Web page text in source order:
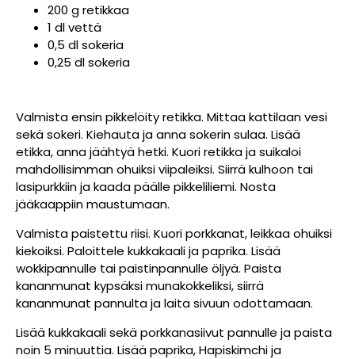
200 g retikkaa
1 dl vettä
0,5 dl sokeria
0,25 dl sokeria
Valmista ensin pikkelöity retikka. Mittaa kattilaan vesi
sekä sokeri. Kiehauta ja anna sokerin sulaa. Lisää
etikka, anna jäähtyä hetki. Kuori retikka ja suikaloi
mahdollisimman ohuiksi viipaleiksi. Siirrä kulhoon tai
lasipurkkiin ja kaada päälle pikkeliliemi. Nosta
jääkaappiin maustumaan.
Valmista paistettu riisi. Kuori porkkanat, leikkaa ohuiksi
kiekoiksi. Paloittele kukkakaali ja paprika. Lisää
wokkipannulle tai paistinpannulle öljyä. Paista
kananmunat kypsäksi munakokkeliksi, siirrä
kananmunat pannulta ja laita sivuun odottamaan.
Lisää kukkakaali sekä porkkanasiivut pannulle ja paista
noin 5 minuuttia. Lisää paprika, Hapiskimchi ja